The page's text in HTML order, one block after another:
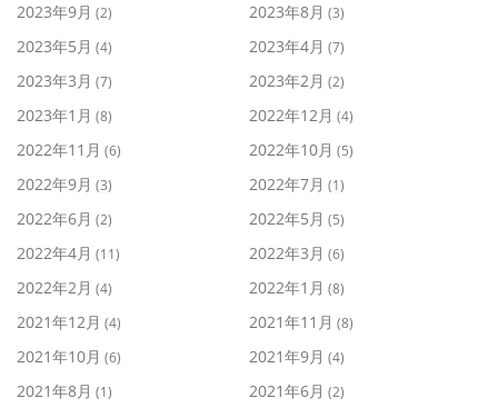
2023年9月 (2) 2023年8月 (3)
2023年5月 (4) 2023年4月 (7)
2023年3月 (7) 2023年2月 (2)
2023年1月 (8) 2022年12月 (4)
2022年11月 (6) 2022年10月 (5)
2022年9月 (3) 2022年7月 (1)
2022年6月 (2) 2022年5月 (5)
2022年4月 (11) 2022年3月 (6)
2022年2月 (4) 2022年1月 (8)
2021年12月 (4) 2021年11月 (8)
2021年10月 (6) 2021年9月 (4)
2021年8月 (1) 2021年6月 (2)